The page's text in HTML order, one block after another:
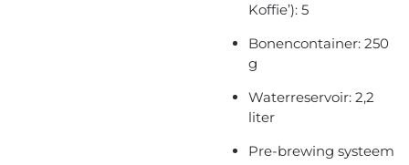
Koffie’): 5
Bonencontainer: 250
g
Waterreservoir: 2,2
liter
Pre-brewing systeem